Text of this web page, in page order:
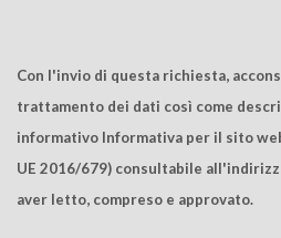
Con l'invio di questa richiesta,
trattamento dei dati così come
informativo Informativa per il sito
UE 2016/679) consultabile
aver letto, compreso e approvato.